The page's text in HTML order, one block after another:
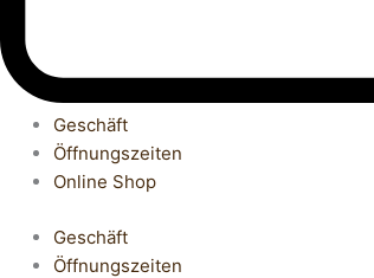
Geschäft
Öffnungszeiten
Online Shop
Geschäft
Öffnungszeiten